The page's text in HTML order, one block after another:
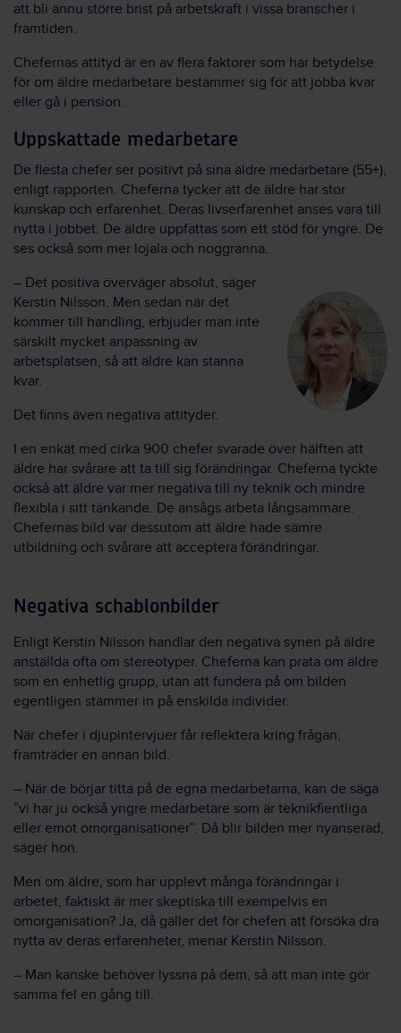
att bli ännu större brist på arbetskraft i vissa branscher i
framtiden.
Chefernas attityd är en av flera faktorer som har betydelse
för om äldre medarbetare bestämmer sig för att jobba kvar
eller gå i pension.
Uppskattade medarbetare
De flesta chefer ser positivt på sina äldre medarbetare (55+),
enligt rapporten. Cheferna tycker att de äldre har stor
kunskap och erfarenhet. Deras livserfarenhet anses vara till
nytta i jobbet. De äldre uppfattas som ett stöd för yngre. De
ses också som mer lojala och noggranna.
– Det positiva överväger absolut, säger
Kerstin Nilsson. Men sedan när det
kommer till handling, erbjuder man inte
särskilt mycket anpassning av
arbetsplatsen, så att äldre kan stanna
kvar.
Det finns även negativa attityder.
I en enkät med cirka 900 chefer svarade över hälften att
äldre har svårare att ta till sig förändringar. Cheferna tyckte
också att äldre var mer negativa till ny teknik och mindre
flexibla i sitt tänkande. De ansågs arbeta långsammare.
Chefernas bild var dessutom att äldre hade sämre
utbildning och svårare att acceptera förändringar.
Negativa schablonbilder
Enligt Kerstin Nilsson handlar den negativa synen på äldre
anställda ofta om stereotyper. Cheferna kan prata om äldre
som en enhetlig grupp, utan att fundera på om bilden
egentligen stämmer in på enskilda individer.
När chefer i djupintervjuer får reflektera kring frågan,
framträder en annan bild.
– När de börjar titta på de egna medarbetarna, kan de säga
”vi har ju också yngre medarbetare som är teknikfientliga
eller emot omorganisationer”. Då blir bilden mer nyanserad,
säger hon.
Men om äldre, som har upplevt många förändringar i
arbetet, faktiskt är mer skeptiska till exempelvis en
omorganisation? Ja, då gäller det för chefen att försöka dra
nytta av deras erfarenheter, menar Kerstin Nilsson.
– Man kanske behöver lyssna på dem, så att man inte gör
samma fel en gång till.